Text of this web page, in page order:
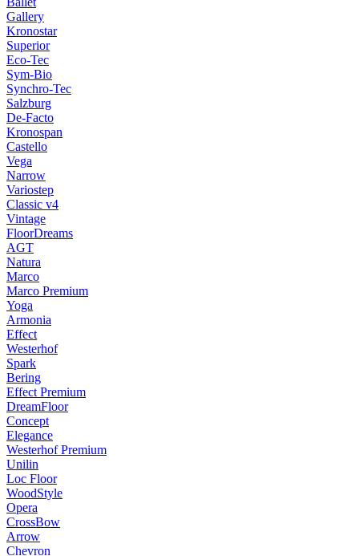
Gallery
Kronostar
Superior
Eco-Tec
Sym-Bio
Synchro-Tec
Salzburg
De-Facto
Kronospan
Castello
Vega
Narrow
Variostep
Classic v4
Vintage
FloorDreams
AGT
Natura
Marco
Marco Premium
Yoga
Armonia
Effect
Westerhof
Spark
Bering
Effect Premium
DreamFloor
Concept
Elegance
Westerhof Premium
Unilin
Loc Floor
WoodStyle
Opera
CrossBow
Arrow
Chevron